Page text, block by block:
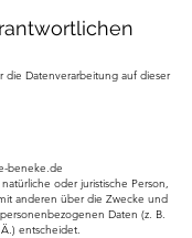
die Datenverarbeitung auf dieser
beneke.de
oder juristische Person,
anderen über die Zwecke und
Daten (z. B.
entscheidet.